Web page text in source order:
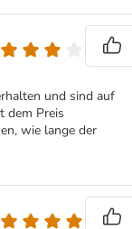
und sind auf
dem Preis
wie lange der